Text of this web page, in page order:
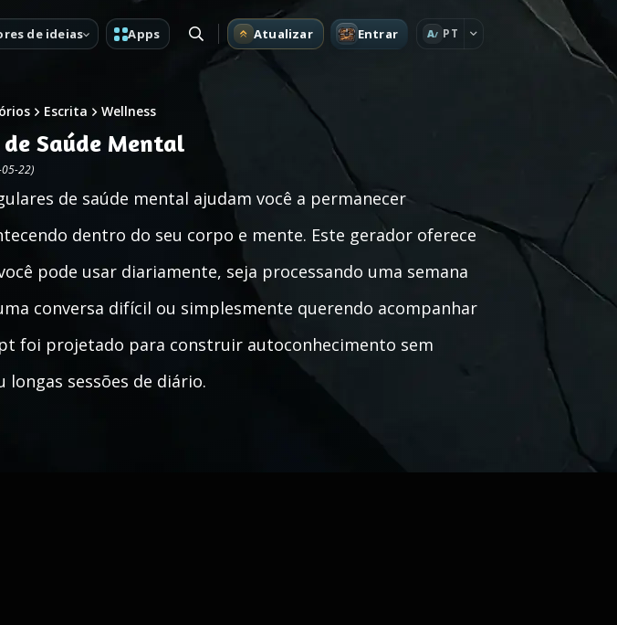
de ideias Apps Atualizar Entrar A PT
Escrita Wellness
Saúde Mental
22)
de saúde mental ajudam você a permanecer
dentro do seu corpo e mente. Este gerador oferece
pode usar diariamente, seja processando uma semana
conversa difícil ou simplesmente querendo acompanhar
foi projetado para construir autoconhecimento sem
sessões de diário.